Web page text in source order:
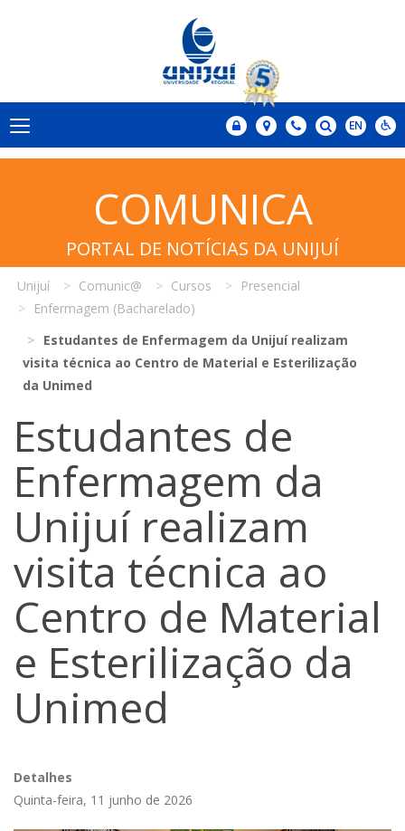
COMUNICA
PORTAL DE NOTÍCIAS DA UNIJUÍ
Unijuí Comunic@ Cursos
Presencial
Enfermagem (Bacharelado)
Estudantes de Enfermagem da Unijuí realizam
visita técnica ao Centro de Material e Esterilização
da Unimed
Estudantes de
Enfermagem da
Unijuí realizam
visita técnica ao
Centro de Material
e Esterilização da
Unimed
Detalhes
Quinta-feira, 11 junho de 2026